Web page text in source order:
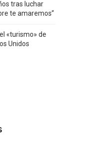
tras luchar
te amaremos”
«turismo» de
Unidos